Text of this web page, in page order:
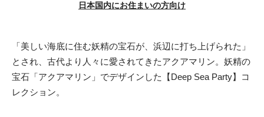
日本国内にお住まいの方向け
「美しい海底に住む妖精の宝石が、浜辺に打ち上げられた」
とされ、古代より人々に愛されてきたアクアマリン。妖精の
宝石「アクアマリン」でデザインした【Deep Sea Party】コ
レクション。